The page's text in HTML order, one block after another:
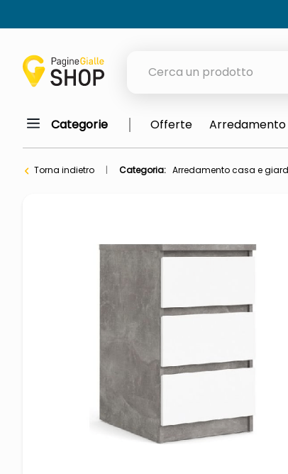
orologio parete
ombrelloni
italia independent
lucidatrice pavimenti
asciuga capelli spazzola
Categorie Offerte Arredamento
Torna indietro Categoria: Arredamento casa e